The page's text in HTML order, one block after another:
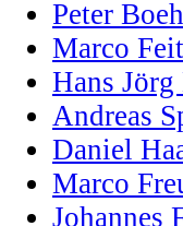
Peter
Marco
Hans
Andreas
Daniel
Marco
Johannes